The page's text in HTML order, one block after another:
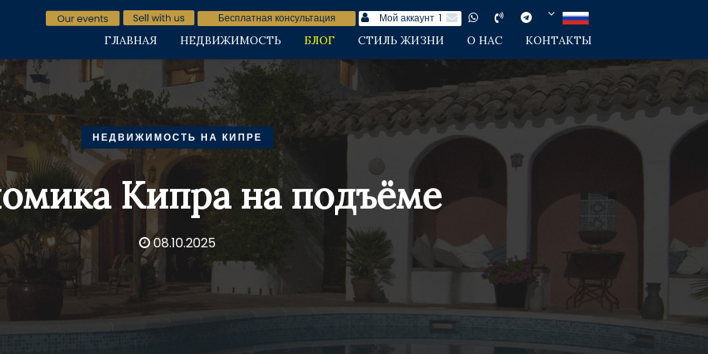
Бесплатная консультация Мой аккаунт 1
ГЛАВНАЯ НЕДВИЖИМОСТЬ БЛОГ СТИЛЬ ЖИЗНИ О НАС КОНТАКТЫ
НЕДВИЖИМОСТЬ НА КИПРЕ
Кипра на подъёме
08.10.2025